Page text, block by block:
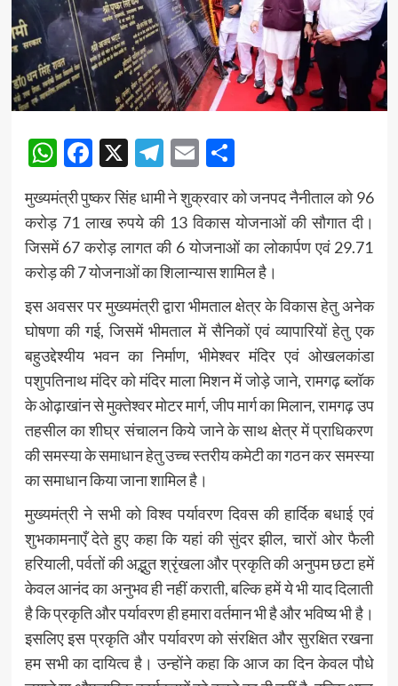
WhatsApp
Facebook
X Telegram
EmailShare
मुख्यमंत्री पुष्कर सिंह धामी ने शुक्रवार को जनपद नैनीताल को 96
करोड़ 71 लाख रुपये की 13 विकास योजनाओं की सौगात दी।
जिसमें 67 करोड़ लागत की 6 योजनाओं का लोकार्पण एवं 29.71
करोड़ की 7 योजनाओं का शिलान्यास शामिल है।
इस अवसर पर मुख्यमंत्री द्वारा भीमताल क्षेत्र के विकास हेतु अनेक
घोषणा की गई, जिसमें भीमताल में सैनिकों एवं व्यापारियों हेतु एक
बहुउद्देश्यीय भवन का निर्माण, भीमेश्वर मंदिर एवं ओखलकांडा
पशुपतिनाथ मंदिर को मंदिर माला मिशन में जोड़े जाने, रामगढ़ ब्लॉक
के ओढ़ाखांन से मुक्तेश्वर मोटर मार्ग, जीप मार्ग का मिलान, रामगढ़ उप
तहसील का शीघ्र संचालन किये जाने के साथ क्षेत्र में प्राधिकरण
की समस्या के समाधान हेतु उच्च स्तरीय कमेटी का गठन कर समस्या
का समाधान किया जाना शामिल है।
मुख्यमंत्री ने सभी को विश्व पर्यावरण दिवस की हार्दिक बधाई एवं
शुभकामनाएँ देते हुए कहा कि यहां की सुंदर झील, चारों ओर फैली
हरियाली, पर्वतों की अद्भुत श्रृंखला और प्रकृति की अनुपम छटा हमें
केवल आनंद का अनुभव ही नहीं कराती, बल्कि हमें ये भी याद दिलाती
है कि प्रकृति और पर्यावरण ही हमारा वर्तमान भी है और भविष्य भी है।
इसलिए इस प्रकृति और पर्यावरण को संरक्षित और सुरक्षित रखना
हम सभी का दायित्व है। उन्होंने कहा कि आज का दिन केवल पौधे